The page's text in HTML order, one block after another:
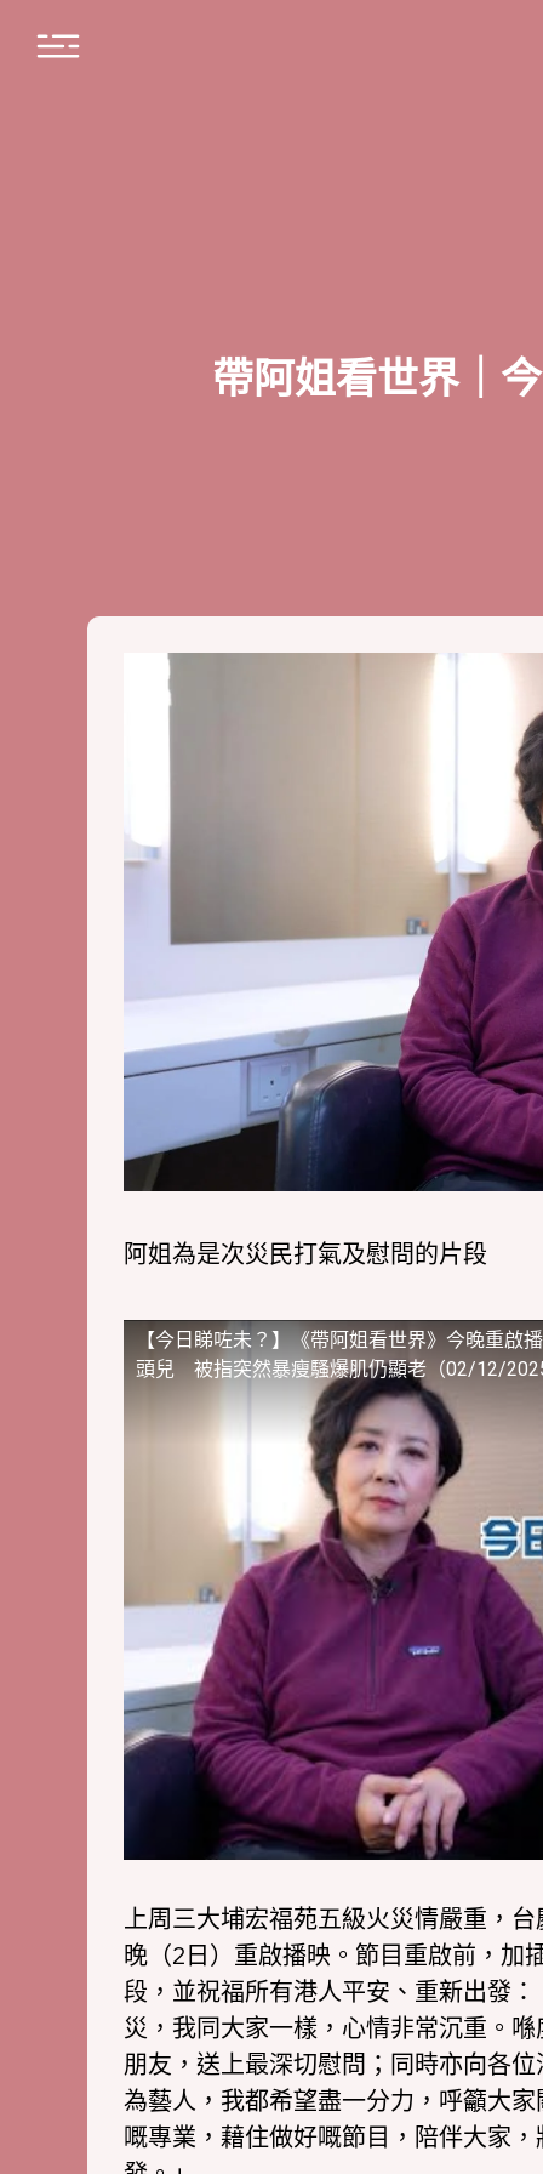
帶阿姐看世界｜
阿姐為是次災民打氣及慰問的片段
【今日睇咗未？】《帶阿姐看世界》今晚重
頭兒 被指突然暴瘦騷爆肌仍顯老（02/12/
上周三大埔宏福苑五級火災情嚴重，
晚（2日）重啟播映。節目重啟前，加
段，並祝福所有港人平安、重新出發
災，我同大家一樣，心情非常沉重。
朋友，送上最深切慰問；同時亦向各
為藝人，我都希望盡一分力，呼籲大
嘅專業，藉住做好嘅節目，陪伴大家